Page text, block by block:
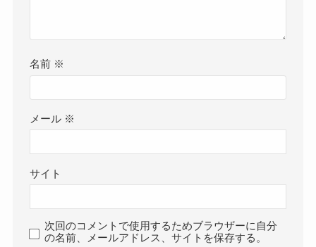
名前 ※
メール ※
サイト
次回のコメントで使用するためブラウザーに自分
の名前、メールアドレス、サイトを保存する。